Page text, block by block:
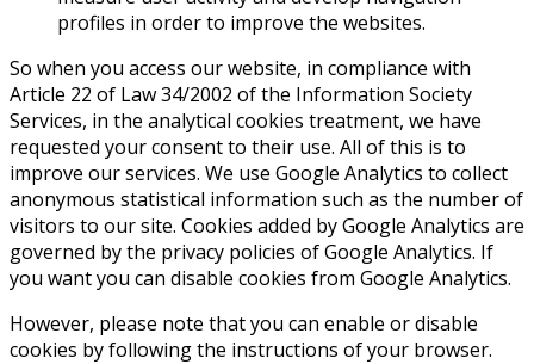
profiles in order to improve the websites.
So when you access our website, in compliance with
Article 22 of Law 34/2002 of the Information Society
Services, in the analytical cookies treatment, we have
requested your consent to their use. All of this is to
improve our services. We use Google Analytics to collect
anonymous statistical information such as the number of
visitors to our site. Cookies added by Google Analytics are
governed by the privacy policies of Google Analytics. If
you want you can disable cookies from Google Analytics.
However, please note that you can enable or disable
cookies by following the instructions of your browser.